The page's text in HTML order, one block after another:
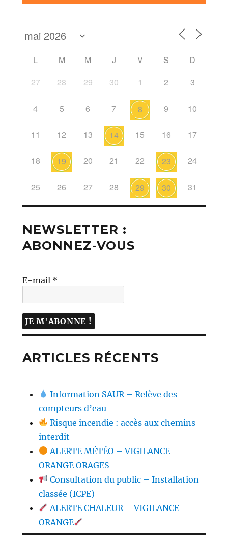
L M M J V S
D
27
28 29 30 1 2 3
4 5 6 7 8 9 10
11 12 13 14 15 16 17
18 19 20 21 22 23 24
25 26 27 28 29 30 31
NEWSLETTER :
ABONNEZ-VOUS
E-mail *
ARTICLES RÉCENTS
Information SAUR – Relève des
compteurs d’eau
Risque incendie : accès aux chemins
interdit
ALERTE MÉTÉO – VIGILANCE
ORANGE ORAGES
Consultation du public – Installation
classée (ICPE)
ALERTE CHALEUR – VIGILANCE
ORANGE